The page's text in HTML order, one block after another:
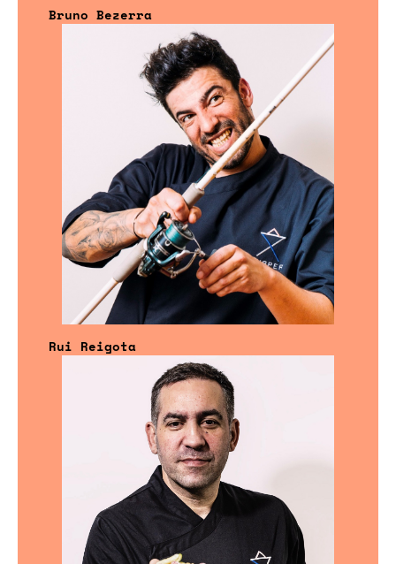
Bruno Bezerra
Rui Reigota